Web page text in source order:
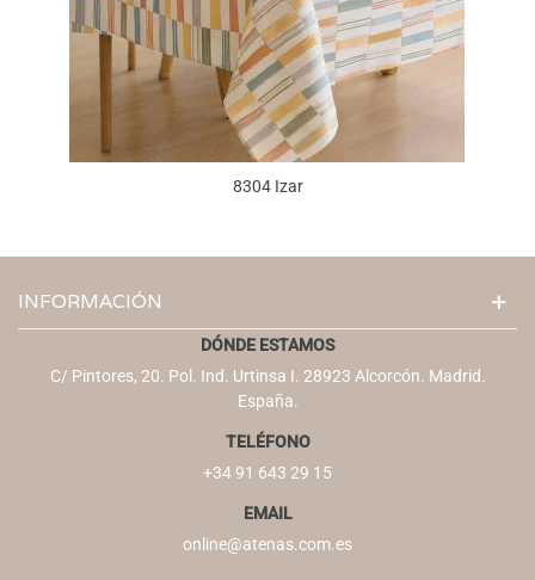
8304 Izar
INFORMACIÓN
DÓNDE ESTAMOS
C/ Pintores, 20. Pol. Ind. Urtinsa I. 28923 Alcorcón. Madrid.
España.
TELÉFONO
+34 91 643 29 15
EMAIL
online@atenas.com.es